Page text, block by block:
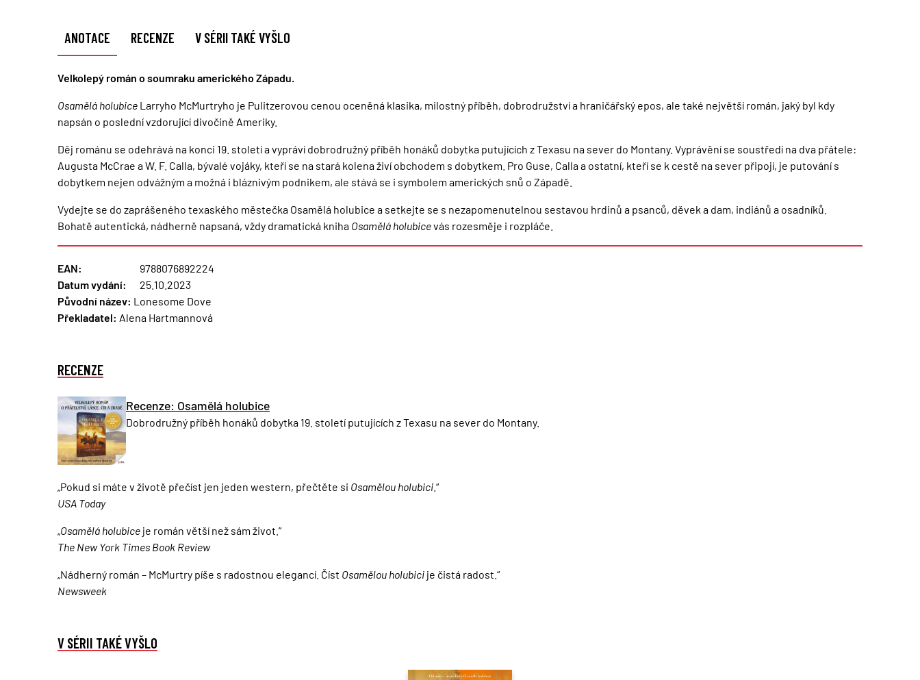
ANOTACE RECENZE V SÉRII TAKÉ VYŠLO
Velkolepý román o soumraku amerického Západu.
Osamělá holubice Larryho Mc­Murtryho je Pulitzerovou ce­nou oceněná klasika, milostný příběh, dobrodružství a hraničářský epos, ale také největší román, jaký byl kdy
napsán o poslední vzdorující divočině Ameriky.
Děj románu se odehrává na konci 19. století a vypráví dobro­družný příběh honáků dobyt­ka putujících z Texasu na sever do Montany. Vyprávění se sou­středí na dva přátele:
Augusta McCrae a W. F. Calla, bývalé vojáky, kteří se na stará kolena živí obchodem s dobytkem. Pro Guse, Calla a ostatní, kteří se k cestě na sever připojí, je puto­vání s
dobytkem nejen odváž­ným a možná i bláznivým pod­nikem, ale stává se i symbolem amerických snů o Západě.
Vydejte se do zaprášeného texaského městečka Osamělá holubice a setkejte se s nezapo­menutelnou sestavou hrdinů a psanců, děvek a dam, indiá­nů a osadníků.
Bohatě auten­tická, nádherně napsaná, vždy dramatická kniha Osamělá ho­lubicevás rozesměje i rozpláče.
EAN:
9788076892224
Datum vydání:
25.10.2023
Původní název: Lonesome Dove
Překladatel: Alena Hartmannová
RECENZE
Recenze: Osamělá holubice
Dobrodružný příběh honáků dobytka 19. století putujících z Texasu na sever do Montany.
„Pokud si máte v životě přečíst jen jeden western, přečtěte si Osamělou holubici .“
USA Today
Osamělá holubice je román větší než sám život.“
The New York Times Book Review
„Nádherný román – McMurtry píše s radostnou elegancí. Číst Osamělou holubici je čistá radost.“
Newsweek
V SÉRII TAKÉ VYŠLO